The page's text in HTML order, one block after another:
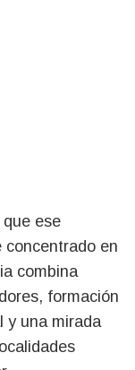
ese
concentrado en
combina
formación
y una mirada